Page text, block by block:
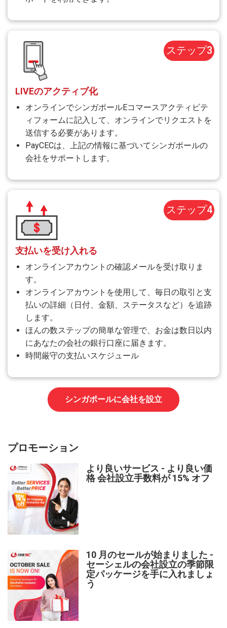
ステップ3
LIVEのアクティブ化
オンラインでシンガポールEコマースアクティビテ
ィフォームに記入して、オンラインでリクエストを
送信する必要があります。
PayCECは、上記の情報に基づいてシンガポールの
会社をサポートします。
ステップ4
支払いを受け入れる
オンラインアカウントの確認メールを受け取りま
す。
オンラインアカウントを使用して、毎日の取引と支
払いの詳細（日付、金額、ステータスなど）を追跡
します。
ほんの数ステップの簡単な管理で、お金は数日以内
にあなたの会社の銀行口座に届きます。
時間厳守の支払いスケジュール
シンガポールに会社を設立
プロモーション
より良いサービス - より良い価
格 会社設立手数料が 15% オフ
10 月のセールが始まりました -
セーシェルの会社設立の季節限
定パッケージを手に入れましょ
う